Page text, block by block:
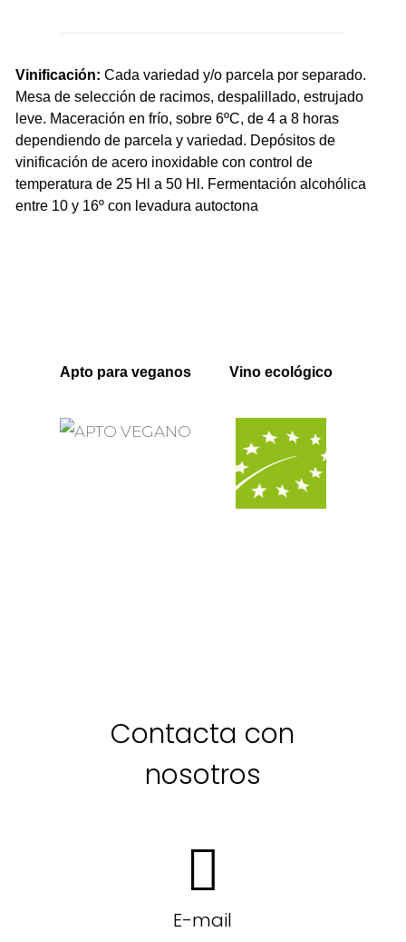
Vinificación:Cada variedad y/o parcela por separado.
Mesa de selección de racimos, despalillado, estrujado
leve. Maceración en frío, sobre 6ºC, de 4 a 8 horas
dependiendo de parcela y variedad. Depósitos de
vinificación de acero inoxidable con control de
temperatura de 25 Hl a 50 Hl. Fermentación alcohólica
entre 10 y 16º con levadura autoctona
Apto para veganos Vino ecológico
Contacta con
nosotros
E-mail